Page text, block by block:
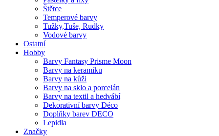
Štětce
Temperové barvy
Tužky,Tuše, Rudky
Vodové barvy
Ostatní
Hobby
Barvy Fantasy Prisme Moon
Barvy na keramiku
Barvy na kůži
Barvy na sklo a porcelán
Barvy na textil a hedvábí
Dekorativní barvy Déco
Doplňky barev DECO
Lepidla
Značky